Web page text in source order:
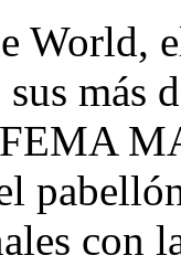
World,
sus más
con